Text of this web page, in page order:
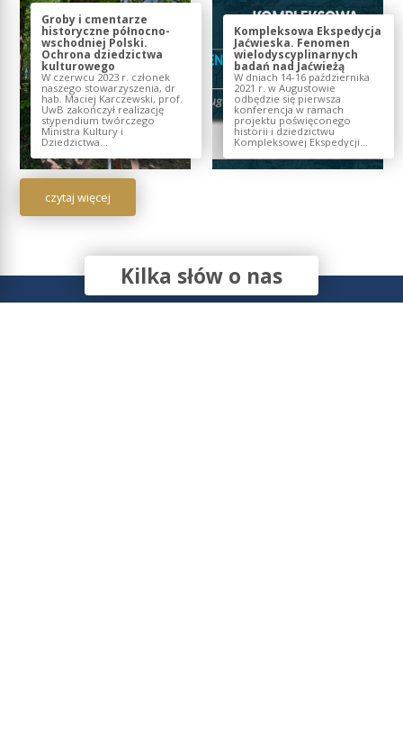
Groby i cmentarze
historyczne północno-
wschodniej Polski.
Ochrona dziedzictwa
kulturowego
W czerwcu 2023 r. członek
naszego stowarzyszenia, dr
hab. Maciej Karczewski, prof.
UwB zakończył realizację
stypendium twórczego
Ministra Kultury i
Dziedzictwa...
Kompleksowa Ekspedycja
Jaćwieska. Fenomen
wielodyscyplinarnych
badań nad Jaćwieżą
W dniach 14-16 października
2021 r. w Augustowie
odbędzie się pierwsza
konferencja w ramach
projektu poświęconego
historii i dziedzictwu
Kompleksowej Ekspedycji...
czytaj więcej
Kilka słów o nas